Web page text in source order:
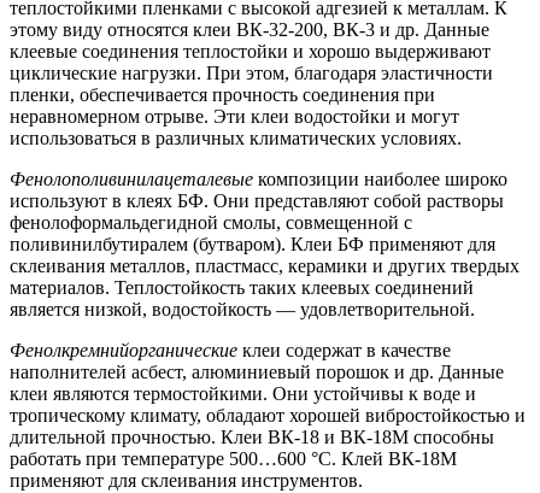
теплостойкими пленками с высокой адгезией к металлам. К
этому виду относятся клеи ВК-32-200, ВК-3 и др. Данные
клеевые соединения теплостойки и хорошо выдерживают
циклические нагрузки. При этом, благодаря эластичности
пленки, обеспечивается прочность соединения при
неравномерном отрыве. Эти клеи водостойки и могут
использоваться в различных климатических условиях.
Фенолополивинилацеталевые композиции наиболее широко
используют в клеях БФ. Они представляют собой растворы
фенолоформальдегидной смолы, совмещенной с
поливинилбутиралем (бутваром). Клеи БФ применяют для
склеивания металлов, пластмасс, керамики и других твердых
материалов. Теплостойкость таких клеевых соединений
является низкой, водостойкость — удовлетворительной.
Фенолкремнийорганические клеи содержат в качестве
наполнителей асбест, алюминиевый порошок и др. Данные
клеи являются термостойкими. Они устойчивы к воде и
тропическому климату, обладают хорошей вибростойкостью и
длительной прочностью. Клеи ВК-18 и ВК-18М способны
работать при температуре 500…600 °С. Клей ВК-18М
применяют для склеивания инструментов.